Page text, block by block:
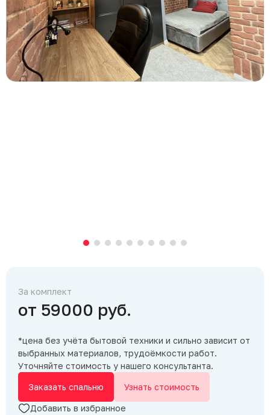
За комплект
от 59000 руб.
*цена без учёта бытовой техники и сильно зависит от
выбранных материалов, трудоёмкости работ.
Уточняйте стоимость у нашего консультанта.
Заказать спальню Узнать стоимость
Добавить в избранное